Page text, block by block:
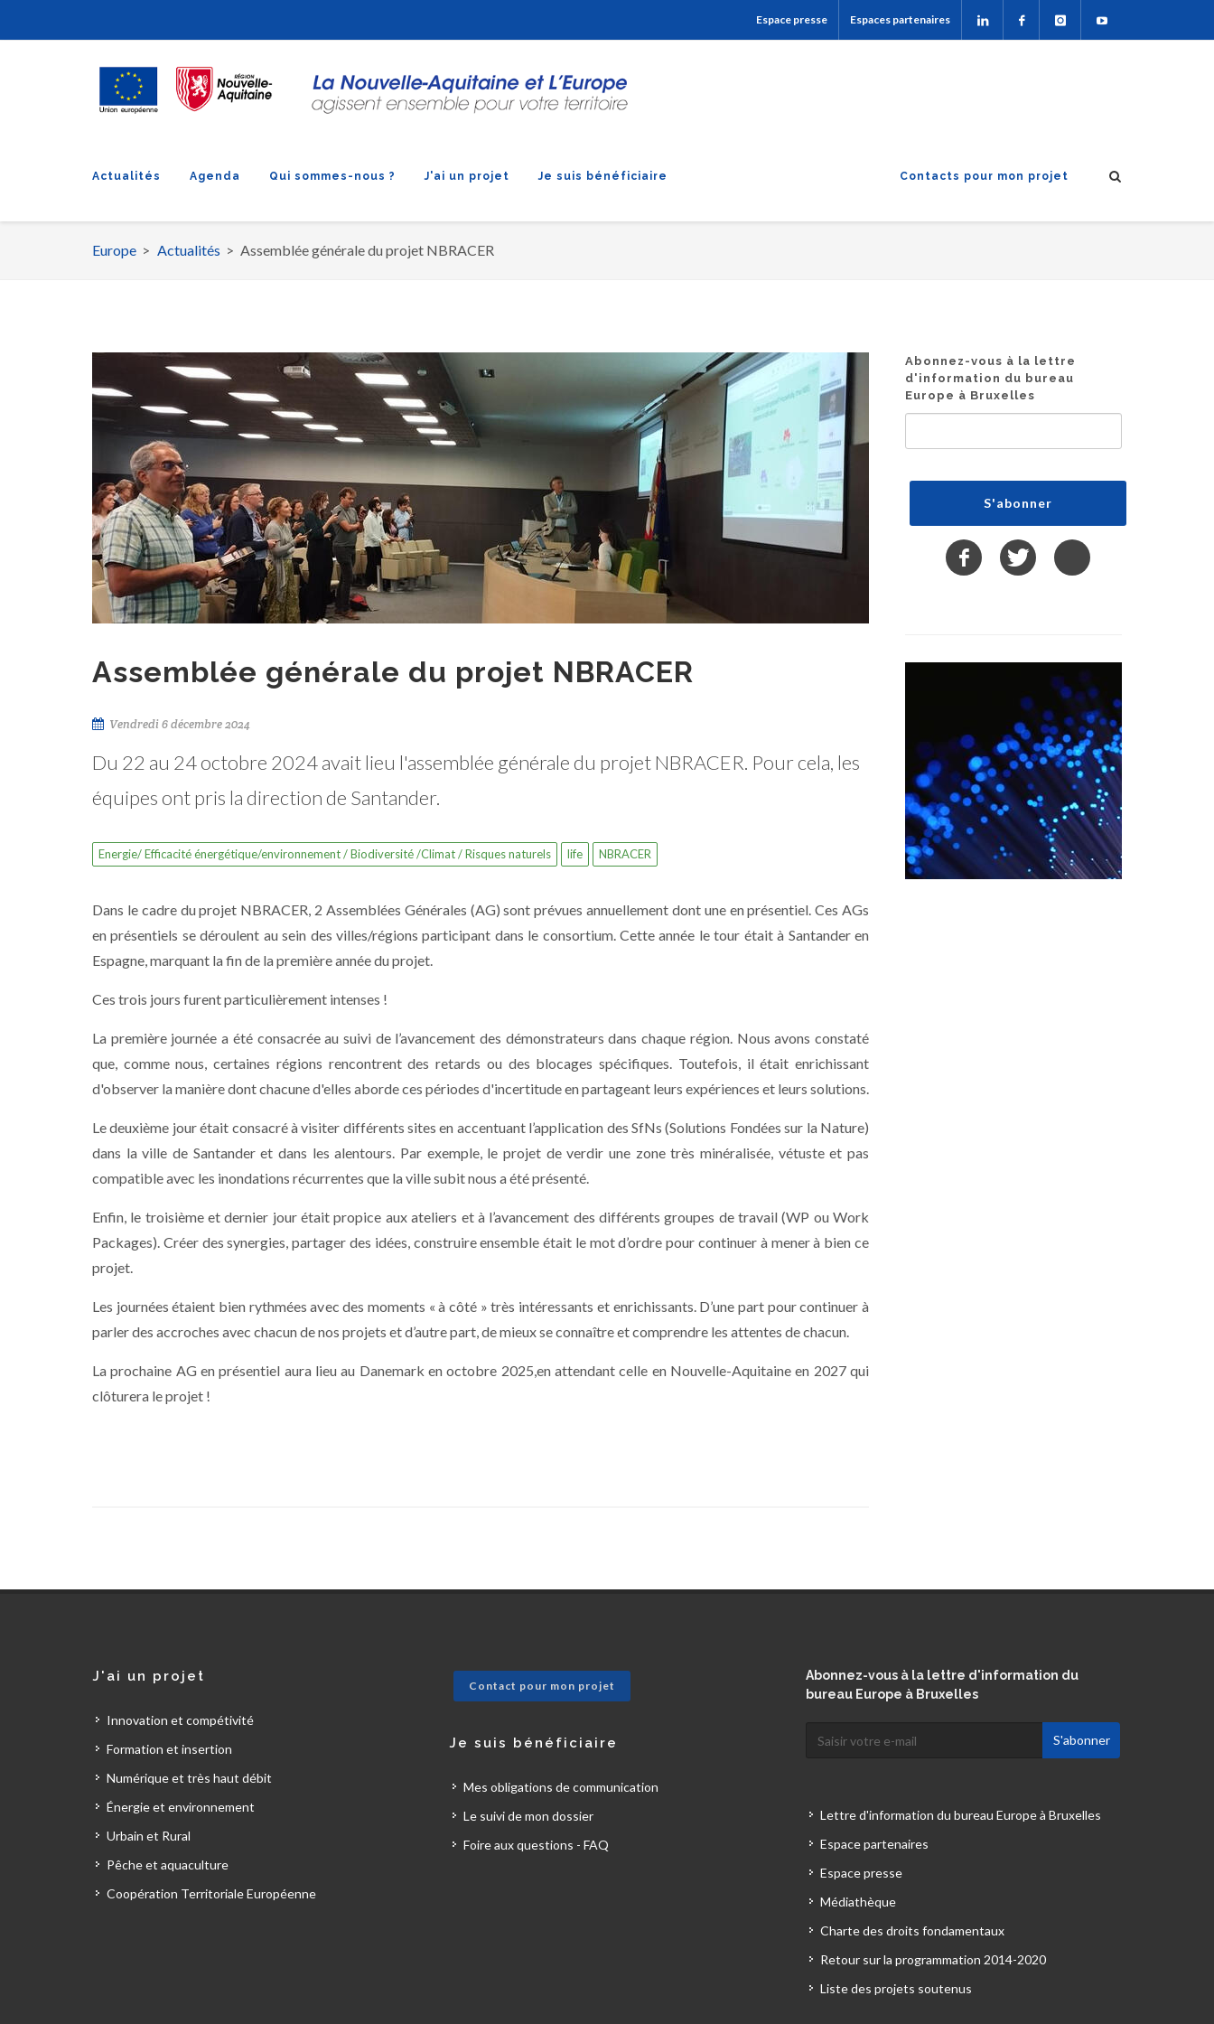
Espace presse Espaces partenaires
Actualités Agenda Qui sommes-nous ? J'ai un projet Je suis bénéficiaire Contacts pour mon projet
Fil
Europe Actualités Assemblée générale du projet NBRACER
Assemblée générale du projet NBRACER
Vendredi 6 décembre 2024
Du 22 au 24 octobre 2024 avait lieu l'assemblée générale du projet NBRACER. Pour cela, les
équipes ont pris la direction de Santander.
Energie/ Efficacité énergétique/environnement / Biodiversité /Climat / Risques naturels life NBRACER
Dans le cadre du projet NBRACER, 2 Assemblées Générales (AG) sont prévues annuellement dont une en présentiel. Ces AGs
en présentiels se déroulent au sein des villes/régions participant dans le consortium. Cette année le tour était à Santander en
Espagne, marquant la fin de la première année du projet.
Ces trois jours furent particulièrement intenses !
La première journée a été consacrée au suivi de l’avancement des démonstrateurs dans chaque région. Nous avons constaté
que, comme nous, certaines régions rencontrent des retards ou des blocages spécifiques. Toutefois, il était enrichissant
d'observer la manière dont chacune d'elles aborde ces périodes d'incertitude en partageant leurs expériences et leurs solutions.
Le deuxième jour était consacré à visiter différents sites en accentuant l’application des SfNs (Solutions Fondées sur la Nature)
dans la ville de Santander et dans les alentours. Par exemple, le projet de verdir une zone très minéralisée, vétuste et pas
compatible avec les inondations récurrentes que la ville subit nous a été présenté.
Enfin, le troisième et dernier jour était propice aux ateliers et à l’avancement des différents groupes de travail (WP ou Work
Packages). Créer des synergies, partager des idées, construire ensemble était le mot d’ordre pour continuer à mener à bien ce
projet.
Les journées étaient bien rythmées avec des moments « à côté » très intéressants et enrichissants. D’une part pour continuer à
parler des accroches avec chacun de nos projets et d’autre part, de mieux se connaître et comprendre les attentes de chacun.
La prochaine AG en présentiel aura lieu au Danemark en octobre 2025,en attendant celle en Nouvelle-Aquitaine en 2027 qui
clôturera le projet !
Abonnez-vous à la lettre
d'information du bureau
Europe à Bruxelles
J'ai un projet
Innovation et compétivité
Formation et insertion
Numérique et très haut débit
Énergie et environnement
Urbain et Rural
Pêche et aquaculture
Coopération Territoriale Européenne
Contact pour mon projet
Je suis bénéficiaire
Mes obligations de communication
Le suivi de mon dossier
Foire aux questions - FAQ
Abonnez-vous à la lettre d'information du
bureau Europe à Bruxelles
Lettre d'information du bureau Europe à Bruxelles
Espace partenaires
Espace presse
Médiathèque
Charte des droits fondamentaux
Retour sur la programmation 2014-2020
Liste des projets soutenus